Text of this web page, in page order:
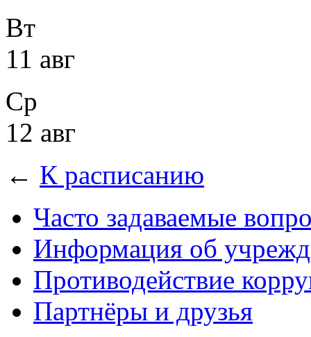
Вт
11 авг
Ср
12 авг
← К расписанию
Часто задаваемые
Информация об
Противодействие
Партнёры и друзья